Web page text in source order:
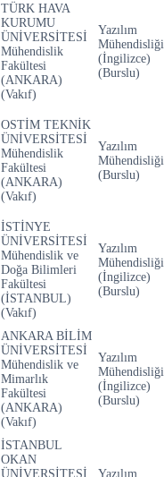
TÜRK HAVA
KURUMU
ÜNİVERSİTESİ
Mühendislik
Fakültesi
(ANKARA)
(Vakıf)
Yazılım
Mühendisliği
(İngilizce)
(Burslu)
OSTİM TEKNİK
ÜNİVERSİTESİ
Mühendislik
Fakültesi
(ANKARA)
(Vakıf)
Yazılım
Mühendisliği
(Burslu)
İSTİNYE
ÜNİVERSİTESİ
Mühendislik ve
Doğa Bilimleri
Fakültesi
(İSTANBUL)
(Vakıf)
Yazılım
Mühendisliği
(İngilizce)
(Burslu)
ANKARA BİLİM
ÜNİVERSİTESİ
Mühendislik ve
Mimarlık
Fakültesi
(ANKARA)
(Vakıf)
Yazılım
Mühendisliği
(İngilizce)
(Burslu)
İSTANBUL
OKAN
ÜNİVERSİTESİ
Yazılım